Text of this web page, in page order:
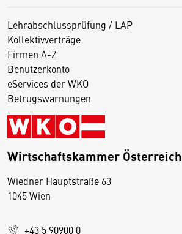
Lehrabschlussprüfung / LAP
Kollektivverträge
Firmen A-Z
Benutzerkonto
eServices der WKO
Betrugswarnungen
Wirtschaftskammer Österreich
Wiedner Hauptstraße 63
1045 Wien
+43 5 90900 0
D